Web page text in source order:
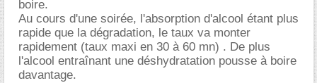
boire.
Au cours d'une soirée, l'absorption d'alcool étant plus
rapide que la dégradation, le taux va monter
rapidement (taux maxi en 30 à 60 mn) . De plus
l'alcool entraînant une déshydratation pousse à boire
davantage.